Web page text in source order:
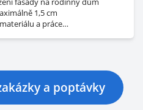
1,5 cm
a práce
a poptávky